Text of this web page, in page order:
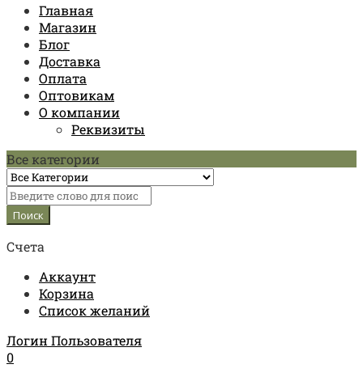
Главная
Магазин
Блог
Доставка
Оплата
Оптовикам
О компании
Реквизиты
Все категории
Счета
Аккаунт
Корзина
Список желаний
Логин Пользователя
0